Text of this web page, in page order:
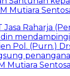
Mutiara